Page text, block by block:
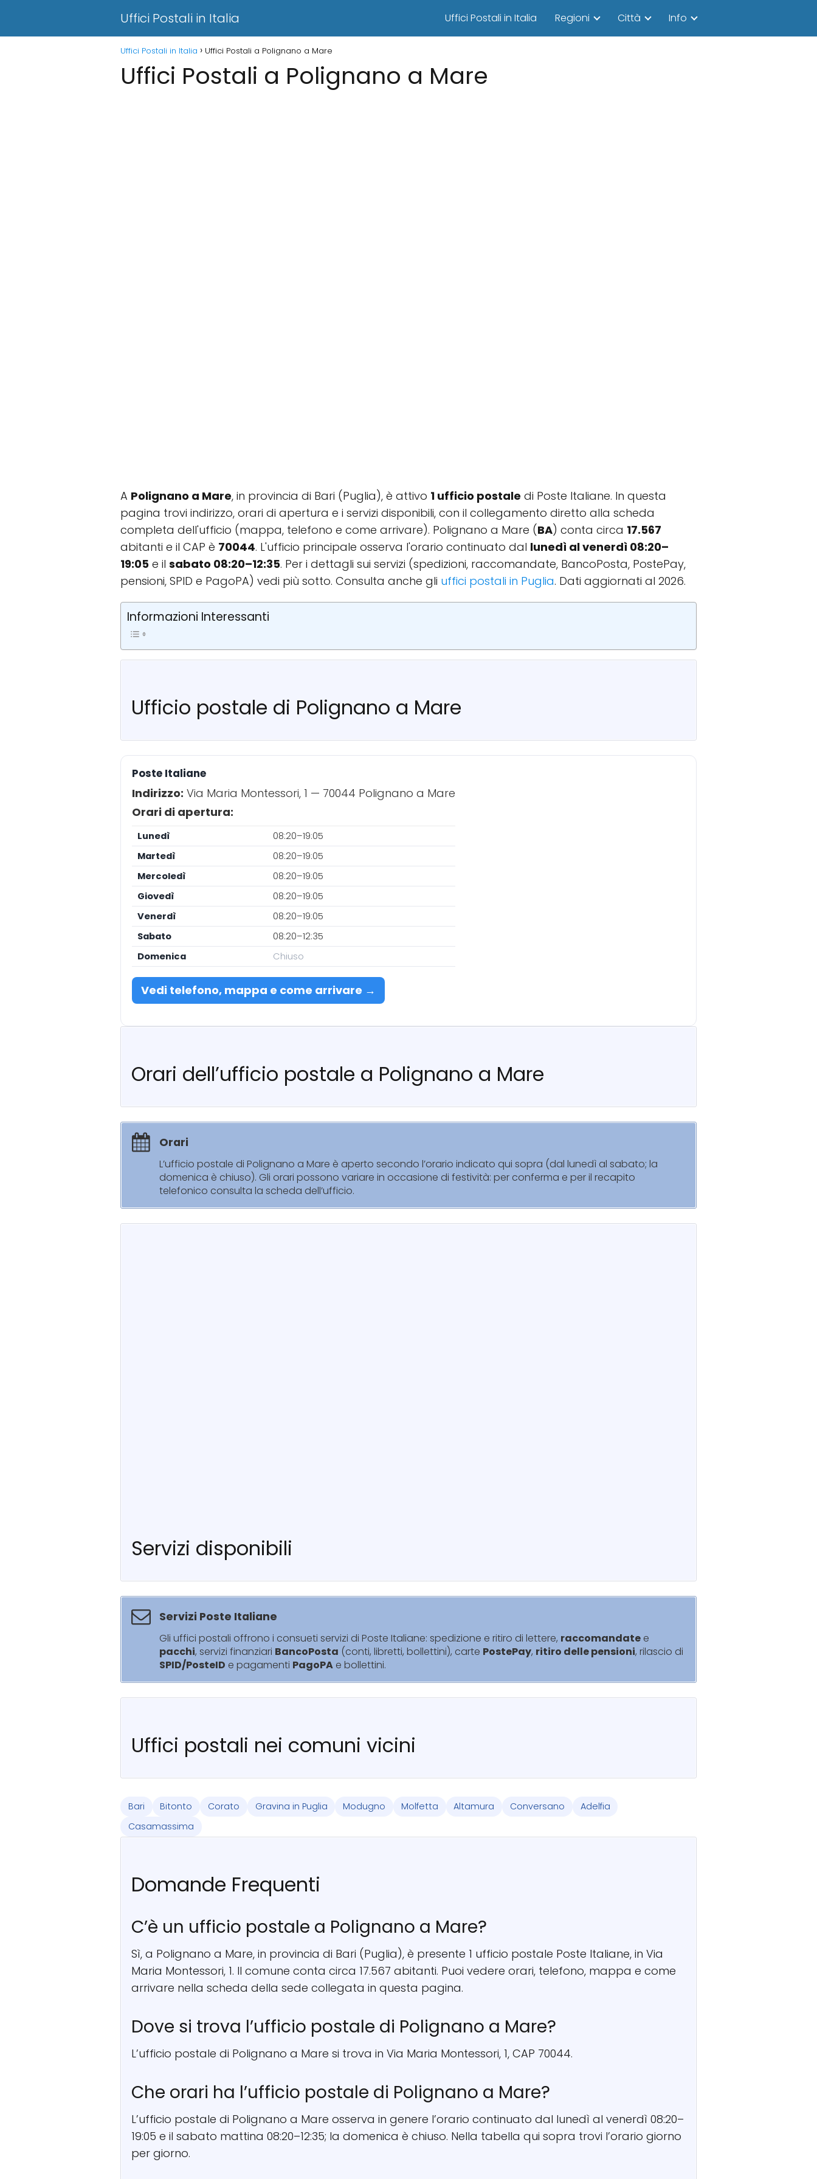
Uffici Postali in Italia Uffici Postali in Italia Regioni Città Info
Uffici Postali in Italia Uffici Postali a Polignano a Mare
Uffici Postali a Polignano a Mare
A Polignano a Mare, in provincia di Bari (Puglia), è attivo 1 ufficio postale di Poste Italiane. In questa
pagina trovi indirizzo, orari di apertura e i servizi disponibili, con il collegamento diretto alla scheda
completa dell'ufficio (mappa, telefono e come arrivare). Polignano a Mare (BA) conta circa 17.567
abitanti e il CAP è 70044. L'ufficio principale osserva l'orario continuato dal lunedì al venerdì 08:20–
19:05 e il sabato 08:20–12:35. Per i dettagli sui servizi (spedizioni, raccomandate, BancoPosta, PostePay,
pensioni, SPID e PagoPA) vedi più sotto. Consulta anche gli uffici postali in Puglia. Dati aggiornati al 2026.
Informazioni Interessanti
Ufficio postale di Polignano a Mare
Poste Italiane
Indirizzo: Via Maria Montessori, 1 — 70044 Polignano a Mare
Orari di apertura:
Lunedì
08:20–19:05
Martedì
08:20–19:05
Mercoledì
08:20–19:05
Giovedì
08:20–19:05
Venerdì
08:20–19:05
Sabato
08:20–12:35
Domenica
Chiuso
Vedi telefono, mappa e come arrivare →
Orari dell’ufficio postale a Polignano a Mare
Orari
L’ufficio postale di Polignano a Mare è aperto secondo l’orario indicato qui sopra (dal lunedì al sabato; la
domenica è chiuso). Gli orari possono variare in occasione di festività: per conferma e per il recapito
telefonico consulta la scheda dell’ufficio.
Servizi disponibili
Servizi Poste Italiane
Gli uffici postali offrono i consueti servizi di Poste Italiane: spedizione e ritiro di lettere, raccomandate e
pacchi, servizi finanziari BancoPosta (conti, libretti, bollettini), carte PostePay, ritiro delle pensioni, rilascio di
SPID/PosteID e pagamenti PagoPA e bollettini.
Uffici postali nei comuni vicini
Bari Bitonto Corato Gravina in Puglia Modugno Molfetta Altamura Conversano
Adelfia
Casamassima
Domande Frequenti
C’è un ufficio postale a Polignano a Mare?
Sì, a Polignano a Mare, in provincia di Bari (Puglia), è presente 1 ufficio postale Poste Italiane, in Via
Maria Montessori, 1. Il comune conta circa 17.567 abitanti. Puoi vedere orari, telefono, mappa e come
arrivare nella scheda della sede collegata in questa pagina.
Dove si trova l’ufficio postale di Polignano a Mare?
L’ufficio postale di Polignano a Mare si trova in Via Maria Montessori, 1, CAP 70044.
Che orari ha l’ufficio postale di Polignano a Mare?
L’ufficio postale di Polignano a Mare osserva in genere l’orario continuato dal lunedì al venerdì 08:20–
19:05 e il sabato mattina 08:20–12:35; la domenica è chiuso. Nella tabella qui sopra trovi l’orario giorno
per giorno.